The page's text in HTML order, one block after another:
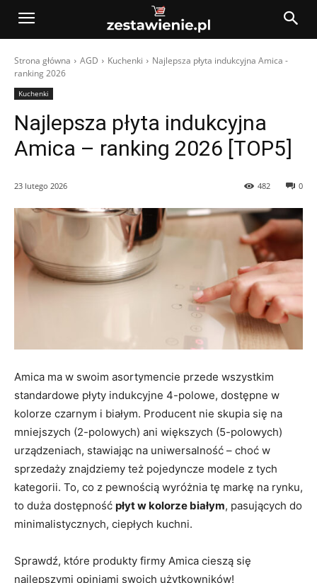
Strona główna AGD Kuchenki
Najlepsza płyta indukcyjna Amica -
ranking 2026
Kuchenki
Najlepsza płyta indukcyjna
Amica – ranking 2026 [TOP5]
23 lutego 2026 0
482
Amica ma w swoim asortymencie przede wszystkim
standardowe płyty indukcyjne 4-polowe, dostępne w
kolorze czarnym i białym. Producent nie skupia się na
mniejszych (2-polowych) ani większych (5-polowych)
urządzeniach, stawiając na uniwersalność – choć w
sprzedaży znajdziemy też pojedyncze modele z tych
kategorii. To, co z pewnością wyróżnia tę markę na rynku,
to duża dostępność płyt w kolorze białym, pasujących do
minimalistycznych, ciepłych kuchni.
Sprawdź, które produkty firmy Amica cieszą się
najlepszymi opiniami swoich użytkowników!